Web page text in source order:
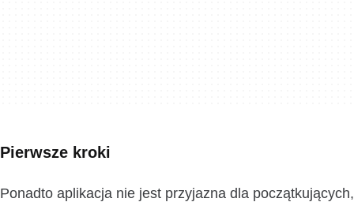
Pierwsze kroki
Ponadto aplikacja nie jest przyjazna dla początkujących,